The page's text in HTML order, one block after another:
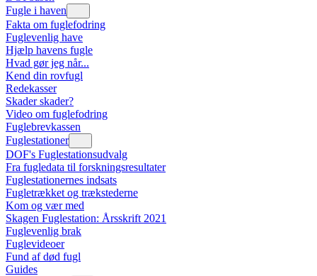
Fugle i haven
Fakta om fuglefodring
Fuglevenlig have
Hjælp havens fugle
Hvad gør jeg når...
Kend din rovfugl
Redekasser
Skader skader?
Video om fuglefodring
Fuglebrevkassen
Fuglestationer
DOF's Fuglestationsudvalg
Fra fugledata til forskningsresultater
Fuglestationernes indsats
Fugletrækket og trækstederne
Kom og vær med
Skagen Fuglestation: Årsskrift 2021
Fuglevenlig brak
Fuglevideoer
Fund af død fugl
Guides